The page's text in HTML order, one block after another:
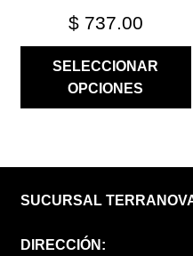
$737.00
SELECCIONAR
OPCIONES
SUCURSAL
DIRECCIÓN: